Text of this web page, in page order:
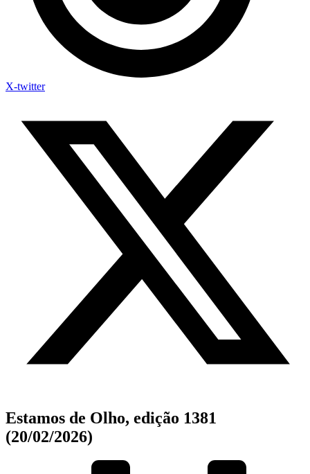
X-twitter
Estamos de Olho, edição 1381
(20/02/2026)